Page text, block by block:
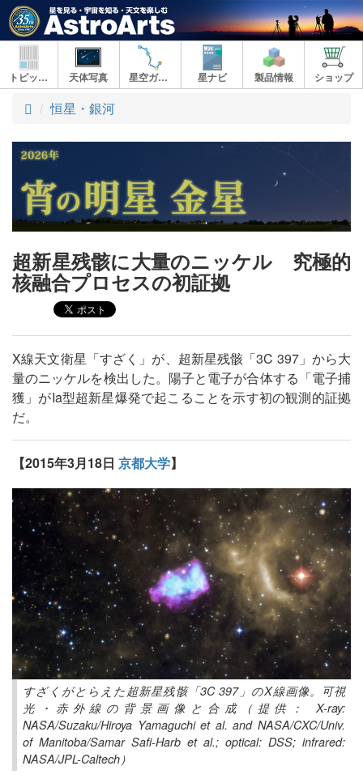
トピックス 天体写真 星空ガイド 星ナビ 製品情報 ショップ
ト
プ
恒星・銀河
超新星残骸に大量のニッケル 究極的
核融合プロセスの初証拠
X線天文衛星「すざく」が、超新星残骸「3C 397」から大
量のニッケルを検出した。陽子と電子が合体する「電子捕
獲」がIa型超新星爆発で起こることを示す初の観測的証拠
だ。
【2015年3月18日 京都大学】
すざくがとらえた超新星残骸「3C 397」のX線画像。可視
光・赤外線の背景画像と合成（提供： X-ray:
NASA/Suzaku/Hiroya Yamaguchi et al. and NASA/CXC/Univ.
of Manitoba/Samar Safi-Harb et al.; optical: DSS; infrared:
NASA/JPL-Caltech）